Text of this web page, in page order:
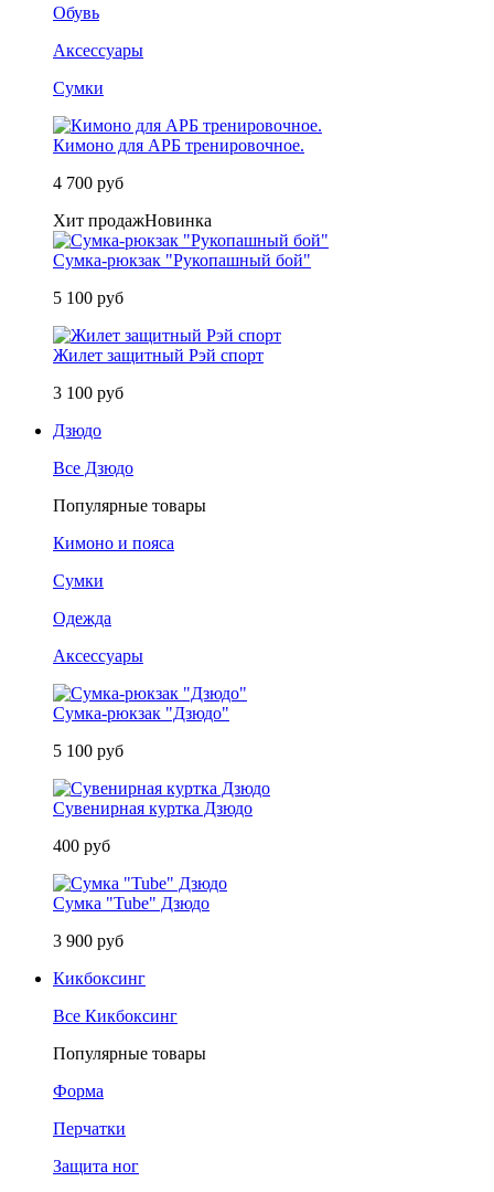
Обувь
Аксессуары
Сумки
Кимоно для АРБ тренировочное.
4 700 руб
Хит продажНовинка
Сумка-рюкзак "Рукопашный бой"
5 100 руб
Жилет защитный Рэй спорт
3 100 руб
Дзюдо
Все Дзюдо
Популярные товары
Кимоно и пояса
Сумки
Одежда
Аксессуары
Сумка-рюкзак "Дзюдо"
5 100 руб
Сувенирная куртка Дзюдо
400 руб
Сумка "Tube" Дзюдо
3 900 руб
Кикбоксинг
Все Кикбоксинг
Популярные товары
Форма
Перчатки
Защита ног